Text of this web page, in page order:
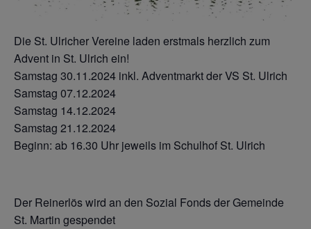
Die St. Ulricher Vereine laden erstmals herzlich zum
Advent in St. Ulrich ein!
Samstag 30.11.2024 inkl. Adventmarkt der VS St. Ulrich
Samstag 07.12.2024
Samstag 14.12.2024
Samstag 21.12.2024
Beginn: ab 16.30 Uhr jeweils im Schulhof St. Ulrich
Der Reinerlös wird an den Sozial Fonds der Gemeinde
St. Martin gespendet